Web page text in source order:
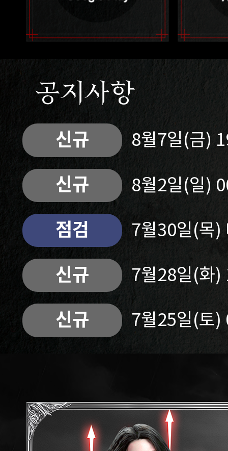
공지사항
신규 8월7일(금)
신규 8월2일(일)
점검 7월30일(목)
신규 7월28일(화
신규 7월25일(토